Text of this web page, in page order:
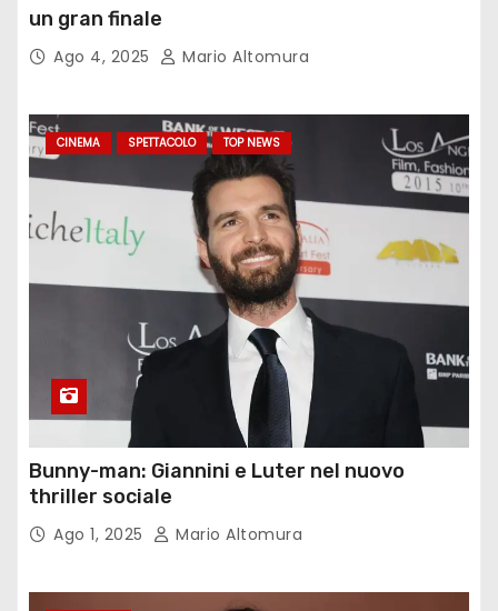
un gran finale
Ago 4, 2025 Mario Altomura
CINEMA SPETTACOLO TOP NEWS
Bunny-man: Giannini e Luter nel nuovo
thriller sociale
Ago 1, 2025 Mario Altomura